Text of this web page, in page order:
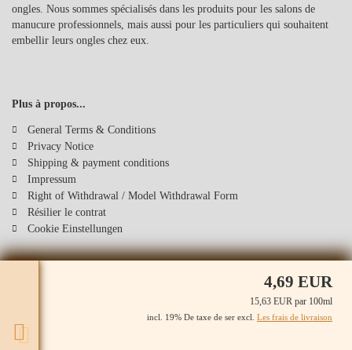
4,69 EUR
15,63 EUR par 100ml
incl. 19% De taxe de ser excl. Les frais de livraison
pc:
ongles. Nous sommes spécialisés dans les produits pour les salons de
manucure professionnels, mais aussi pour les particuliers qui souhaitent
embellir leurs ongles chez eux.
Plus à propos...
General Terms & Conditions
Privacy Notice
Shipping & payment conditions
Impressum
Right of Withdrawal / Model Withdrawal Form
Résilier le contrat
Cookie Einstellungen